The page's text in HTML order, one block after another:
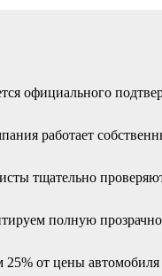
официального
работает
тщательно
полную
от цены автомобиля